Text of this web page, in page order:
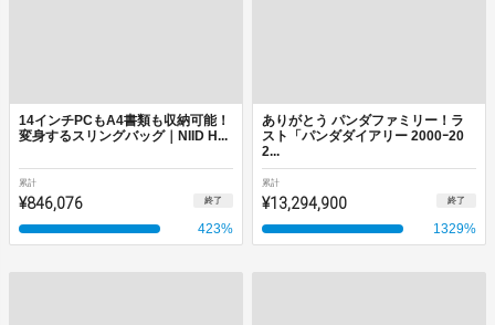
14インチPCもA4書類も収納可能！
変身するスリングバッグ｜NIID H...
累計
¥846,076 終了
423%
ありがとう パンダファミリー！ラ
スト「パンダダイアリー 2000ｰ20
2...
累計
¥13,294,900 終了
1329%